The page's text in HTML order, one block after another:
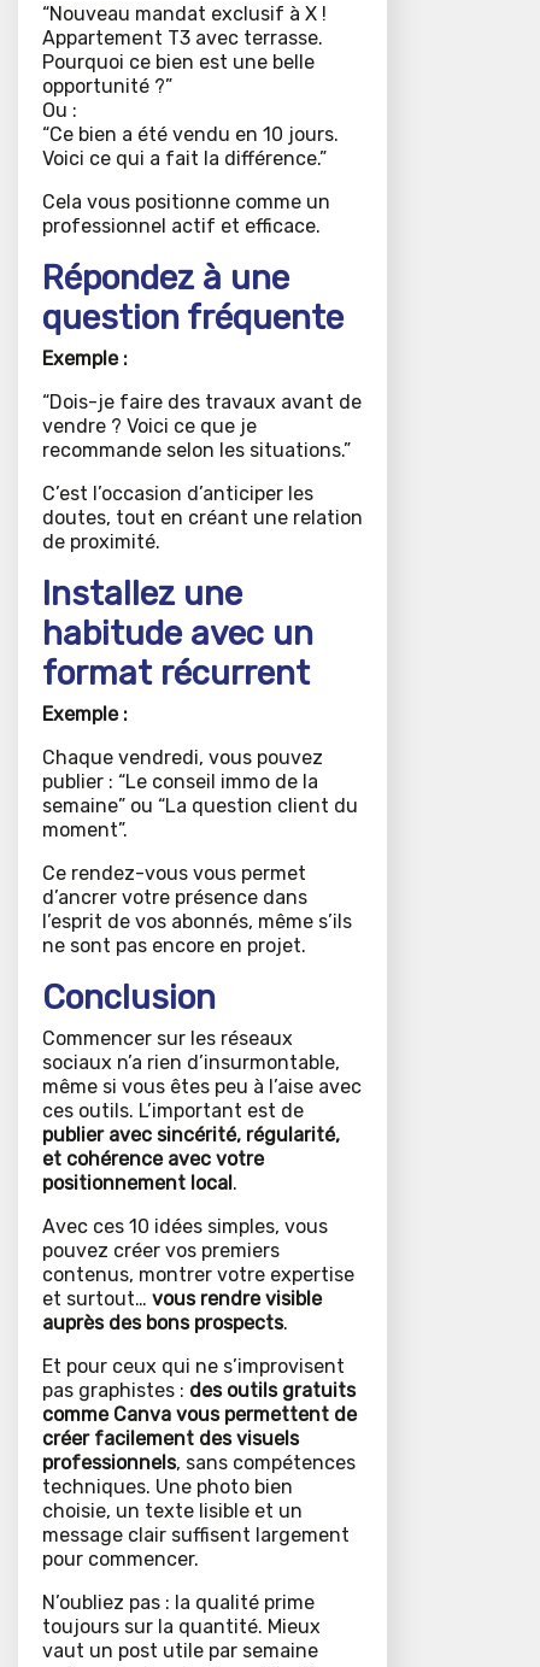
“Nouveau mandat exclusif à X !
Appartement T3 avec terrasse.
Pourquoi ce bien est une belle
opportunité ?”
Ou :
“Ce bien a été vendu en 10 jours.
Voici ce qui a fait la différence.”
Cela vous positionne comme un
professionnel actif et efficace.
Répondez à une
question fréquente
Exemple :
“Dois-je faire des travaux avant de
vendre ? Voici ce que je
recommande selon les situations.”
C’est l’occasion d’anticiper les
doutes, tout en créant une relation
de proximité.
Installez une
habitude avec un
format récurrent
Exemple :
Chaque vendredi, vous pouvez
publier : “Le conseil immo de la
semaine” ou “La question client du
moment”.
Ce rendez-vous vous permet
d’ancrer votre présence dans
l’esprit de vos abonnés, même s’ils
ne sont pas encore en projet.
Conclusion
Commencer sur les réseaux
sociaux n’a rien d’insurmontable,
même si vous êtes peu à l’aise avec
ces outils. L’important est de
publier avec sincérité, régularité,
et cohérence avec votre
positionnement local.
Avec ces 10 idées simples, vous
pouvez créer vos premiers
contenus, montrer votre expertise
et surtout… vous rendre visible
auprès des bons prospects.
Et pour ceux qui ne s’improvisent
pas graphistes : des outils gratuits
comme Canva vous permettent de
créer facilement des visuels
professionnels, sans compétences
techniques. Une photo bien
choisie, un texte lisible et un
message clair suffisent largement
pour commencer.
N’oubliez pas : la qualité prime
toujours sur la quantité. Mieux
vaut un post utile par semaine